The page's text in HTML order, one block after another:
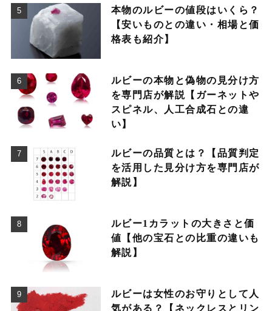
本物のルビーの値段はいくら？
【安いものとの違い・相場と価
格表も紹介】
ルビーの本物と偽物の見分け方
を専門店が解説【ガーネットや
スピネル、人工合成石との違
い】
ルビーの品質とは？【品質判定
を活用した見分け方を専門店が
解説】
ルビー1カラットの大きさと価
値【他の宝石との比重の違いも
解説】
ルビーは女性のお守りとして人
気がある？【ネックレスとリン